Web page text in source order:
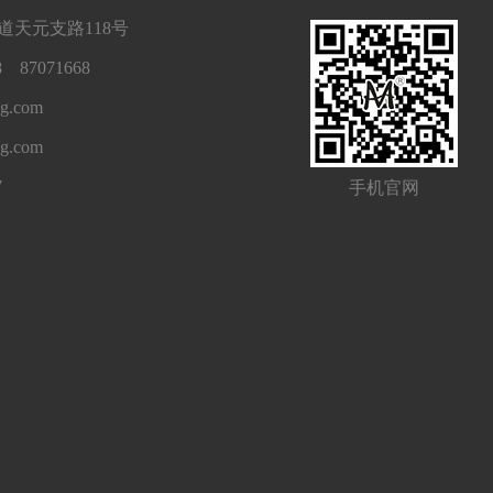
天元支路118号
87071668
手机官网